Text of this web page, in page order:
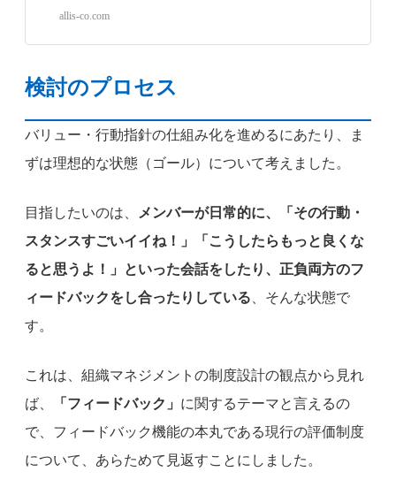
allis-co.com
検討のプロセス
バリュー・行動指針の仕組み化を進めるにあたり、ま
ずは理想的な状態（ゴール）について考えました。
目指したいのは、
メンバーが日常的に、「その行動・
スタンスすごいイイね！」「こうしたらもっと良くな
ると思うよ！」といった会話をしたり、正負両方のフ
ィードバックをし合ったりしている 、そんな状態で
す。
これは、組織マネジメントの制度設計の観点から見れ
ば、
「フィードバック」 に関するテーマと言えるの
で、フィードバック機能の本丸である現行の評価制度
について、あらためて見返すことにしました。